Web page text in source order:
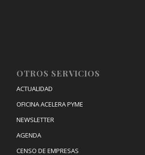
OTROS SERVICIOS
ACTUALIDAD
OFICINA ACELERA PYME
NEWSLETTER
AGENDA
CENSO DE EMPRESAS